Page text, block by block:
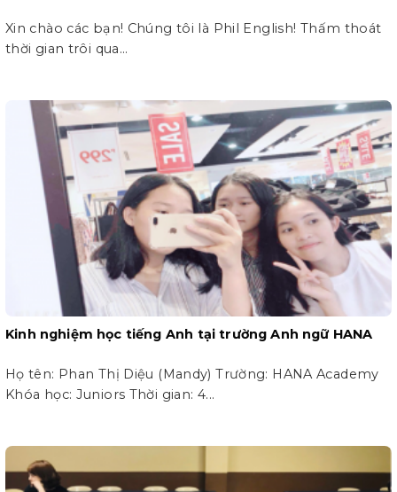
Xin chào các bạn! Chúng tôi là Phil English! Thấm thoát
thời gian trôi qua...
Kinh nghiệm học tiếng Anh tại trường Anh ngữ HANA
Họ tên: Phan Thị Diệu (Mandy) Trường: HANA Academy
Khóa học: Juniors Thời gian: 4...